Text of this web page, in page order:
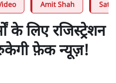
Amit Shah
के लिए रजिस्ट्रेशन
फ़ेक न्यूज़!